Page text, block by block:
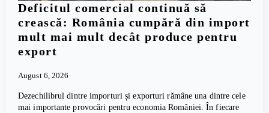
Deficitul comercial continuă să
crească: România cumpără din import
mult mai mult decât produce pentru
export
August 6, 2026
Dezechilibrul dintre importuri și exporturi rămâne una dintre cele
mai importante provocări pentru economia României. În fiecare